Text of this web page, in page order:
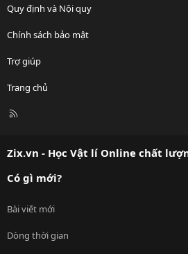
Quy định và Nội quy
Chính sách bảo mật
Trợ giúp
Trang chủ
R
Zix.vn - Học Vật lí Online chất
Có gì mới?
Bài viết mới
Dòng thời gian